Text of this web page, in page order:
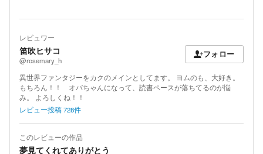
レビュワー
笛吹ヒサコ
@rosemary_h
フォロー
異世界ファンタジーをカクのメインとしてます。 ヨムのも、大好き。
もちろん！！ オバちゃんになって、読書ペースが落ちてるのが悩
み。 よろしくね！！
レビュー投稿728件
このレビューの作品
夢見てくれてありがとう